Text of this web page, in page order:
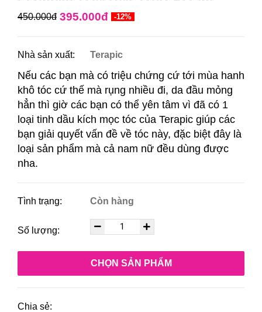
450.000đ 395.000đ -12%
Nhà sản xuất: Terapic
Nếu các bạn mà có triệu chứng cứ tới mùa hanh
khô tóc cứ thế mà rụng nhiều đi, da đầu mỏng
hẳn thì giờ các bạn có thể yên tâm vì đã có 1
loại tinh dầu kích mọc tóc của Terapic giúp các
bạn giải quyết vấn đề về tóc này, đặc biệt đây là
loại sản phẩm mà cả nam nữ đều dùng được
nha.
Tình trạng: Còn hàng
Số lượng:
CHỌN SẢN PHẨM
Chia sẻ: